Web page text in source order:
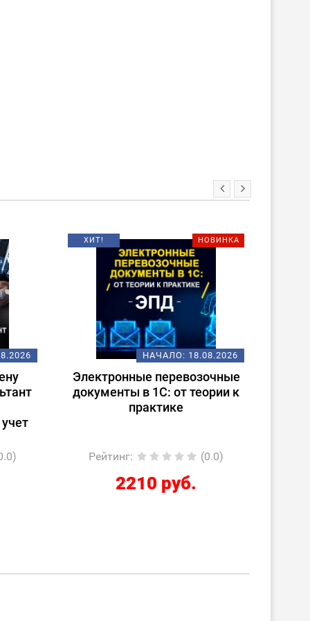
НОВИНКА
ХИТ!
НАЧАЛО: 18.08.2026
Электронные перевозочные
документы в 1С: от теории к
практике
Рейтинг: (0.0)
2210 руб.